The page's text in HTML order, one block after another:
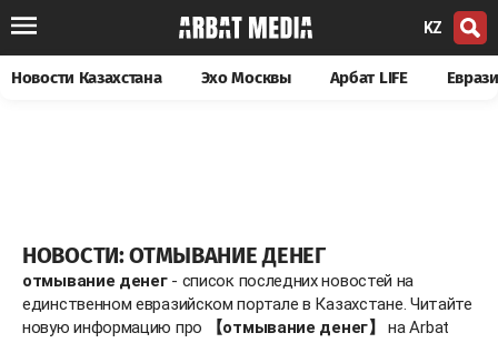
KZ
Новости Казахстана Эхо Москвы Арбат LIFE
НОВОСТИ: ОТМЫВАНИЕ ДЕНЕГ
отмывание денег- список последних новостей на
единственном евразийском портале в Казахстане. Читайте
новую информацию про
【отмывание денег】
на Arbat